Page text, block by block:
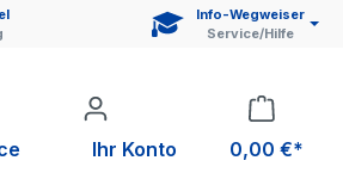
Info-Wegweiser
Service/Hilfe
Ihr Konto 0,00 €*